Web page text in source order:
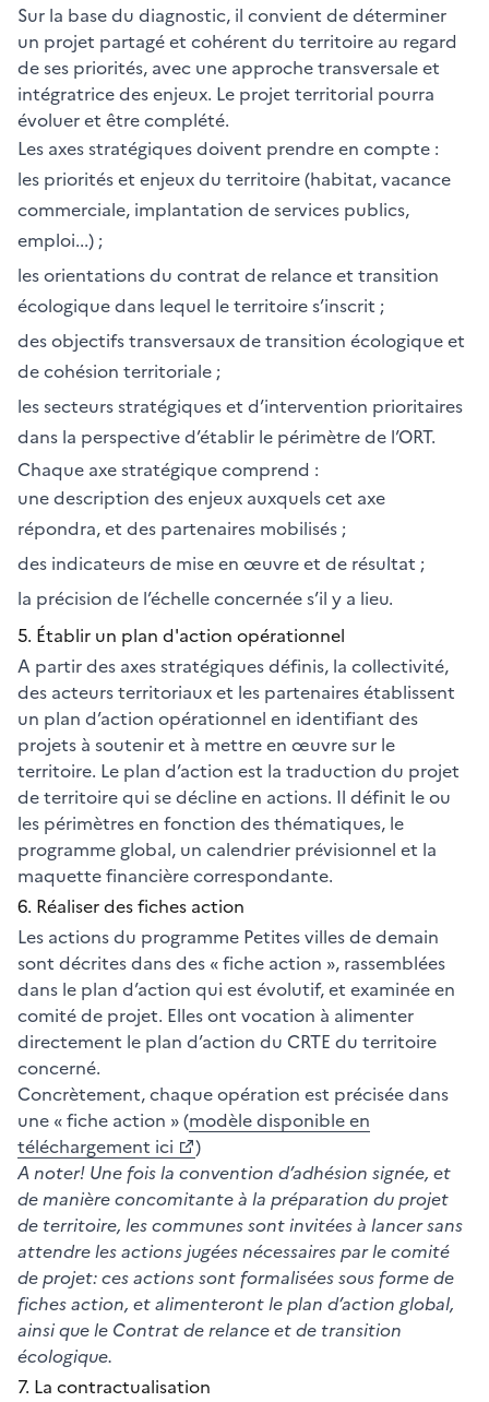
Sur la base du diagnostic, il convient de déterminer
un projet partagé et cohérent du territoire au regard
de ses priorités, avec une approche transversale et
intégratrice des enjeux. Le projet territorial pourra
évoluer et être complété.
Les axes stratégiques doivent prendre en compte :
les priorités et enjeux du territoire (habitat, vacance
commerciale, implantation de services publics,
emploi...) ;
les orientations du contrat de relance et transition
écologique dans lequel le territoire s’inscrit ;
des objectifs transversaux de transition écologique et
de cohésion territoriale ;
les secteurs stratégiques et d’intervention prioritaires
dans la perspective d’établir le périmètre de l’ORT.
Chaque axe stratégique comprend :
une description des enjeux auxquels cet axe
répondra, et des partenaires mobilisés ;
des indicateurs de mise en œuvre et de résultat ;
la précision de l’échelle concernée s’il y a lieu.
5. Établir un plan d'action opérationnel
A partir des axes stratégiques définis, la collectivité,
des acteurs territoriaux et les partenaires établissent
un plan d’action opérationnel en identifiant des
projets à soutenir et à mettre en œuvre sur le
territoire. Le plan d’action est la traduction du projet
de territoire qui se décline en actions. Il définit le ou
les périmètres en fonction des thématiques, le
programme global, un calendrier prévisionnel et la
maquette financière correspondante.
6. Réaliser des fiches action
Les actions du programme Petites villes de demain
sont décrites dans des « fiche action », rassemblées
dans le plan d’action qui est évolutif, et examinée en
comité de projet. Elles ont vocation à alimenter
directement le plan d’action du CRTE du territoire
concerné.
Concrètement, chaque opération est précisée dans
une « fiche action » (modèle disponible en
téléchargement ici
)
A noter! Une fois la convention d’adhésion signée, et
de manière concomitante à la préparation du projet
de territoire, les communes sont invitées à lancer sans
attendre les actions jugées nécessaires par le comité
de projet: ces actions sont formalisées sous forme de
fiches action, et alimenteront le plan d’action global,
ainsi que le Contrat de relance et de transition
écologique.
7. La contractualisation